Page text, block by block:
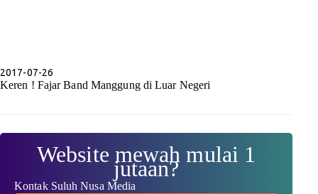
2017-07-26
Keren ! Fajar Band Manggung di Luar Negeri
Website mewah mulai 1
jutaan?
Kontak Suluh Nusa Media